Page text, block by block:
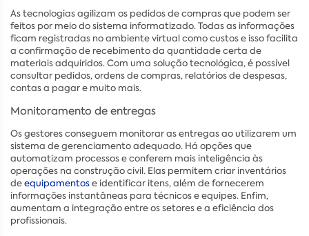
As tecnologias agilizam os pedidos de compras que podem ser
feitos por meio do sistema informatizado. Todas as informações
ficam registradas no ambiente virtual como custos e isso facilita
a confirmação de recebimento da quantidade certa de
materiais adquiridos. Com uma solução tecnológica, é possível
consultar pedidos, ordens de compras, relatórios de despesas,
contas a pagar e muito mais.
Monitoramento de entregas
Os gestores conseguem monitorar as entregas ao utilizarem um
sistema de gerenciamento adequado. Há opções que
automatizam processos e conferem mais inteligência às
operações na construção civil. Elas permitem criar inventários
deequipamentose identificar itens, além de fornecerem
informações instantâneas para técnicos e equipes. Enfim,
aumentam a integração entre os setores e a eficiência dos
profissionais.